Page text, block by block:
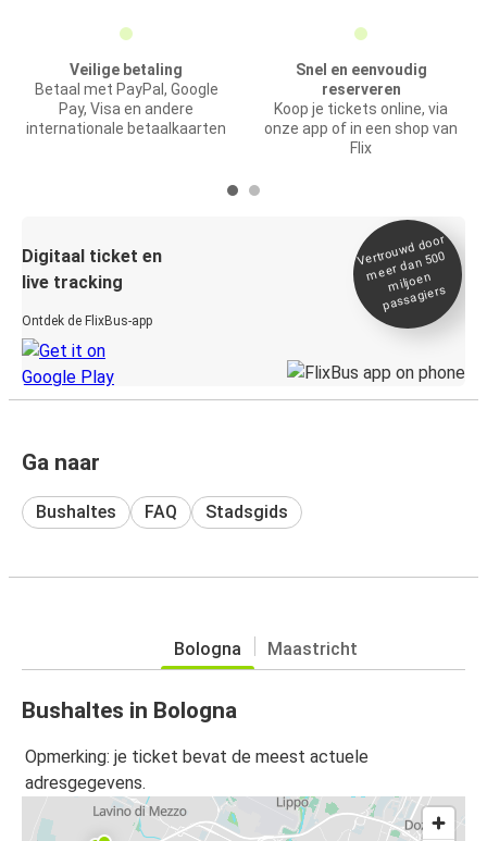
Veilige betaling
Betaal met PayPal, Google
Pay, Visa en andere
internationale betaalkaarten
Snel en eenvoudig
reserveren
Koop je tickets online, via
onze app of in een shop van
Flix
Digitaal ticket en
live tracking
Ontdek de FlixBus-app
Vertrou
wd door
meer dan 500
miljoen
passagiers
Ga naar
Bushaltes FAQ Stadsgids
Bologna Maastricht
Bushaltes in Bologna
Opmerking: je ticket bevat de meest actuele
adresgegevens.